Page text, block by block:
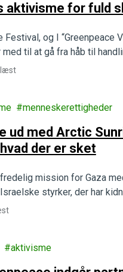
aktivisme for fuld
og I “Greenpeace
til at gå fra håb til
læst
menneskerettigheder
Sunrise og Global
der er sket
mission for Gaza
styrker, der har
aktivisme